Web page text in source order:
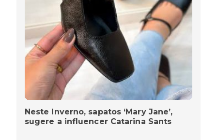
Neste Inverno, sapatos ‘Mary Jane’,
sugere a influencer Catarina Sants